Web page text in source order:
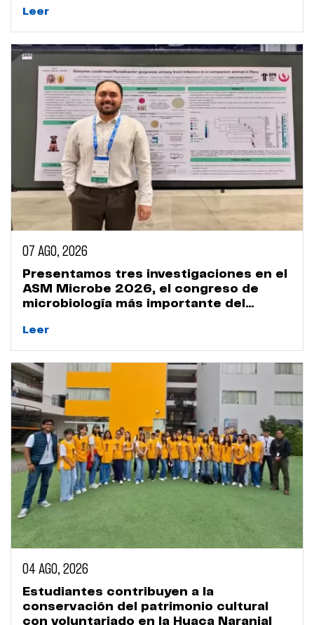
Leer
07 AGO, 2026
Presentamos tres investigaciones en el
ASM Microbe 2026, el congreso de
microbiología más importante del
Leer
04 AGO, 2026
Estudiantes contribuyen a la
conservación del patrimonio cultural
con voluntariado en la Huaca Naranjal